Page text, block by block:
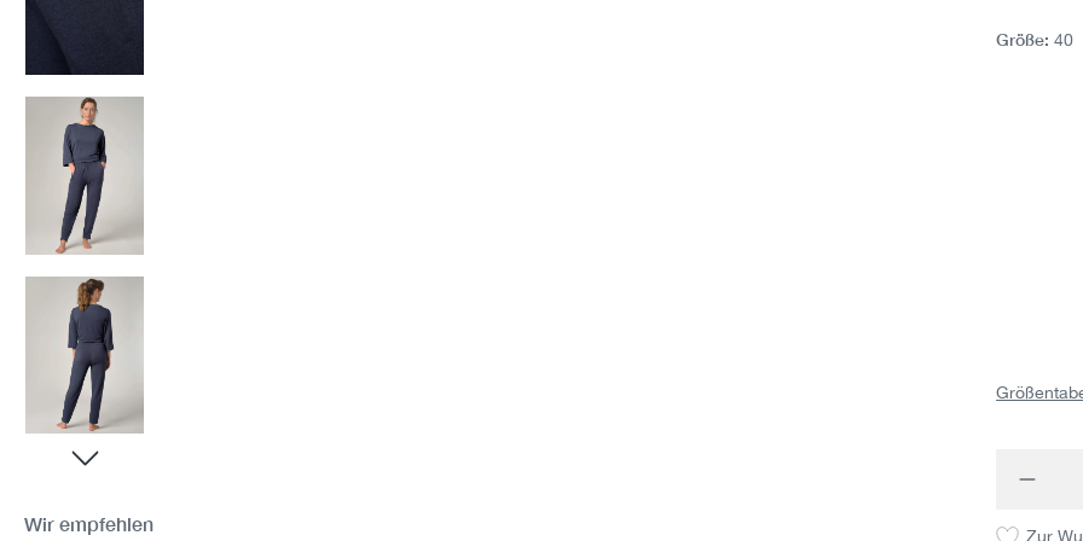
Größe:40
Zur
Wir empfehlen